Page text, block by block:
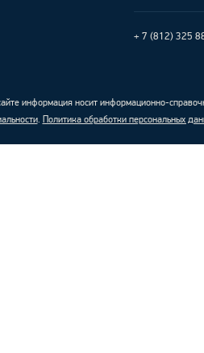
+ 7 (812) 325
информация носит информационно-
. Политика обработки персональных